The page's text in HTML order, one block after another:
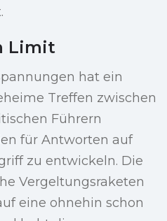
Limit
hat ein
Treffen zwischen
Führern
für Antworten auf
zu entwickeln. Die
Vergeltungsraketen
eine ohnehin schon